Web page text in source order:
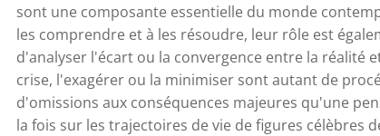
sont une composante essentielle du monde
les comprendre et à les résoudre, leur rôle est
d'analyser l'écart ou la convergence entre la réalité
crise, l'exagérer ou la minimiser sont autant de
d'omissions aux conséquences majeures qu'une
la fois sur les trajectoires de vie de figures célèbres